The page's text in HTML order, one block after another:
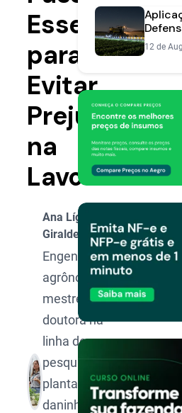
Essenciais
para
Evitar
Prejuízos
na
Lavoura
Ana Lígia
Giraldeli
Engenheira
agrônoma,
mestre e
doutora na
linha de
pesquisa de
plantas
daninhas.
12 de